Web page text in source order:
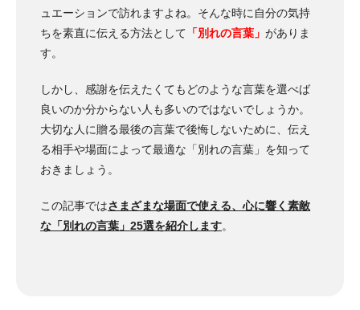
ュエーションで訪れますよね。 そんな時に自分の気持
ちを素直に伝える方法として 「別れの言葉」 がありま
す。
しかし、感謝を伝えたくてもどのような言葉を選べば
良いのか分からない人も多いのではないでしょうか。
大切な人に贈る最後の言葉で後悔しないために、伝え
る相手や場面によって最適な「別れの言葉」を知って
おきましょう。
この記事ではさまざまな場面で使える、心に響く素敵
な「別れの言葉」25選を紹介します。